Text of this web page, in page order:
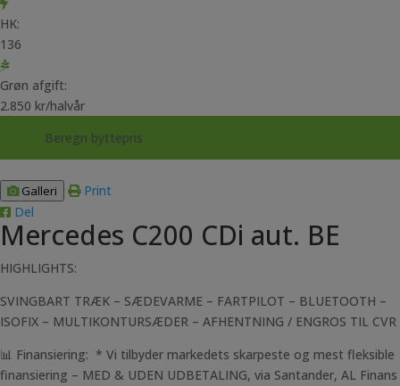
HK:
136
Grøn afgift:
2.850 kr/halvår
Beregn byttepris
Galleri
Print
Del
Mercedes C200 CDi aut. BE
HIGHLIGHTS:
SVINGBART TRÆK – SÆDEVARME – FARTPILOT – BLUETOOTH –
ISOFIX – MULTIKONTURSÆDER – AFHENTNING / ENGROS TIL CVR
📊 Finansiering: * Vi tilbyder markedets skarpeste og mest fleksible
finansiering – MED & UDEN UDBETALING, via Santander, AL Finans